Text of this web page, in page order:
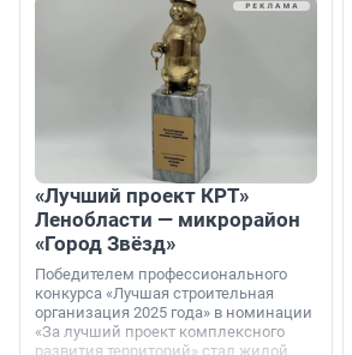
«Лучший проект КРТ»
Ленобласти — микрорайон
«Город Звёзд»
Победителем профессионального
конкурса «Лучшая строительная
организация 2025 года» в номинации
«За лучший проект комплексного
развития территорий» стал жилой